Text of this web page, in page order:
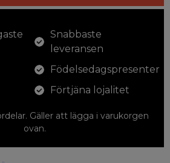
Snabbaste
leveransen
Födelsedagspresenter
Förtjäna lojalitet
Gäller att lägga i varukorgen
ovan.